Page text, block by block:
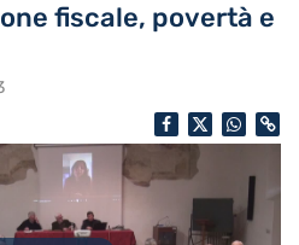
fiscale, povertà e